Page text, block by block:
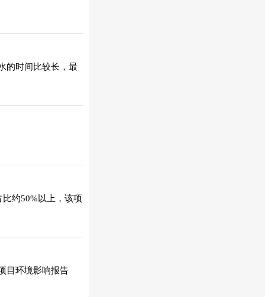
的时间比较长，最
约50%以上，该项
目环境影响报告